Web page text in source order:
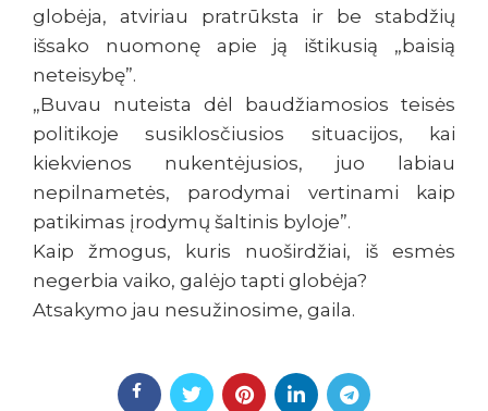
globėja, atviriau pratrūksta ir be stabdžių
išsako nuomonę apie ją ištikusią „baisią
neteisybę”.
„Buvau nuteista dėl baudžiamosios teisės
politikoje susiklosčiusios situacijos, kai
kiekvienos nukentėjusios, juo labiau
nepilnametės, parodymai vertinami kaip
patikimas įrodymų šaltinis byloje”.
Kaip žmogus, kuris nuoširdžiai, iš esmės
negerbia vaiko, galėjo tapti globėja?
Atsakymo jau nesužinosime, gaila.